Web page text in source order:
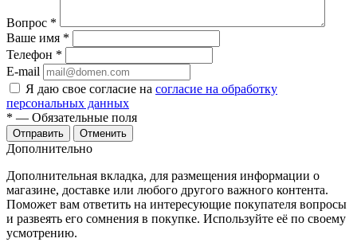
Вопрос *
Ваше имя *
Телефон *
E-mail
Я даю свое согласие на согласие на обработку
персональных данных
* — Обязательные поля
Отменить
Дополнительно
Дополнительная вкладка, для размещения информации о
магазине, доставке или любого другого важного контента.
Поможет вам ответить на интересующие покупателя вопросы
и развеять его сомнения в покупке. Используйте её по своему
усмотрению.